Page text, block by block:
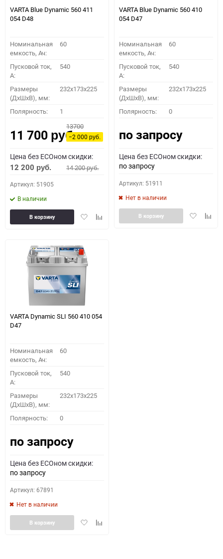
ПОДОБРАТЬ
Как определить полярность?
0 - обратная 1 - прямая 3 - обратная 4 - прямая
VARTA Blue Dynamic 560 411
054 D48
Номинальная
емкость, Ач:
60
Пусковой ток,
A:
540
Размеры
(ДхШхВ), мм:
232x173x225
Полярность: 1
11 700 руб.
13700
−2 000руб.
Цена без ECOном скидки:
12 200 руб. 14 200руб.
Артикул: 51905
В наличии
ДобавитьДобавить
В корзину
VARTA Blue Dynamic 560 410
054 D47
Номинальная
емкость, Ач:
60
Пусковой ток,
A:
540
Размеры
(ДхШхВ), мм:
232x173x225
Полярность: 0
по запросу
Цена без ECOном скидки:
по запросу
Артикул: 51911
Нет в наличии
Добавить
В корзину
VARTA Dynamic SLI 560 410 054
D47
Номинальная
емкость, Ач:
60
Пусковой ток,
A:
540
Размеры
(ДхШхВ), мм:
232x173x225
Полярность: 0
по запросу
Цена без ECOном скидки:
по запросу
Артикул: 67891
Нет в наличии
ДобавитьДобавить
В корзину